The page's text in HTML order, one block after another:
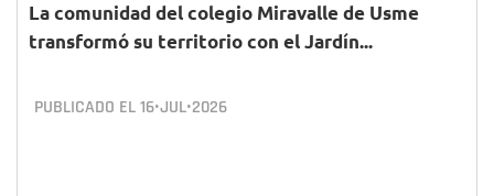
La comunidad del colegio Miravalle de Usme
transformó su territorio con el Jardín...
PUBLICADO EL16•JUL•2026